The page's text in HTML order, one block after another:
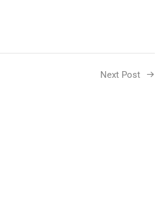
Next Post